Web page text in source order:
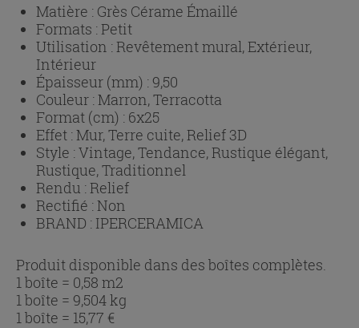
Matière : Grès Cérame Émaillé
Formats :Petit
Utilisation :Revêtement mural, Extérieur,
Intérieur
Épaisseur (mm) : 9,50
Couleur :Marron, Terracotta
Format (cm) : 6x25
Effet :Mur, Terre cuite, Relief 3D
Style :Vintage, Tendance, Rustique élégant,
Rustique, Traditionnel
Rendu :Relief
Rectifié :Non
BRAND : IPERCERAMICA
Produit disponible dans des boîtes complètes.
1 boîte = 0,58 m2
1 boîte = 9,504 kg
1 boîte = 15,77 €